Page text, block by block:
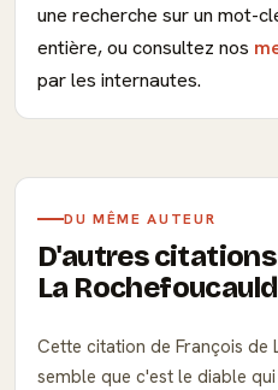
une recherche sur un mot-
entière, ou consultez nos
par les internautes.
DU MÊME AUTEUR
D'autres
La Rochefoucauld
Cette citation de François de
semble que c'est le diable